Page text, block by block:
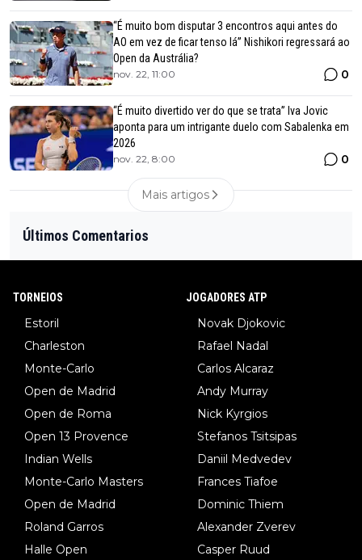
“É muito bom disputar 3 encontros aqui antes do
AO em vez de ficar tenso lá” Nishikori regressará ao
Open da Austrália?
nov. 22, 11:00 0
“É muito divertido ver do que se trata” Iva Jovic
aponta para um intrigante duelo com Sabalenka em
2026
nov. 22, 8:00 0
Mais artigos
Últimos Comentarios
TORNEIOS
Estoril
Charleston
Monte-Carlo
Open de Madrid
Open de Roma
Open 13 Provence
Indian Wells
Monte-Carlo Masters
Open de Madrid
Roland Garros
Halle Open
JOGADORES ATP
Novak Djokovic
Rafael Nadal
Carlos Alcaraz
Andy Murray
Nick Kyrgios
Stefanos Tsitsipas
Daniil Medvedev
Frances Tiafoe
Dominic Thiem
Alexander Zverev
Casper Ruud